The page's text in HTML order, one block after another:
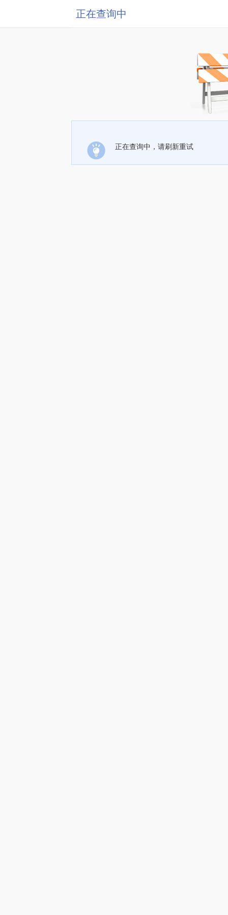
正在查询中
正在查询中，请刷新重试